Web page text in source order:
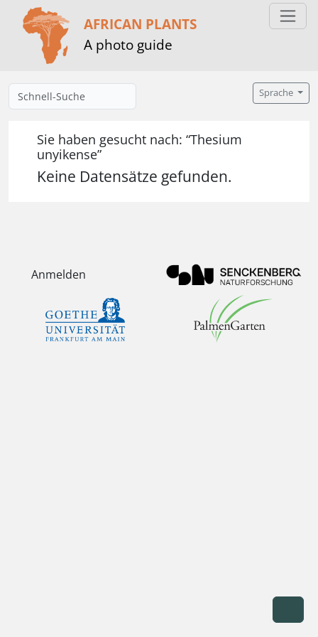
AFRICAN PLANTS
A photo guide
Sprache
Sie haben gesucht nach: “Thesium
unyikense”
Keine Datensätze gefunden.
Anmelden